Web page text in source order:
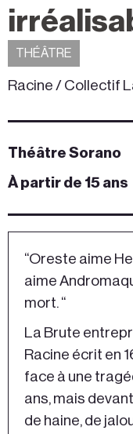
THÉÂTRE
Racine / Collectif
Théâtre Sorano
À partir de 15 ans
“Oreste aime
aime
mort. “
La Brute
Racine écrit en
face à une
ans, mais
de haine, de